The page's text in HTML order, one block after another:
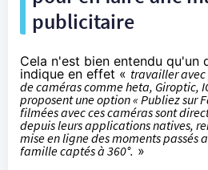
publicitaire
Cela n'est bien entendu qu'un
indique en effet « travailler avec
de caméras comme heta, Giroptic,
proposent une option « Publiez sur
filmées avec ces caméras sont
depuis leurs applications natives,
mise en ligne des moments passés
famille captés à 360°. »